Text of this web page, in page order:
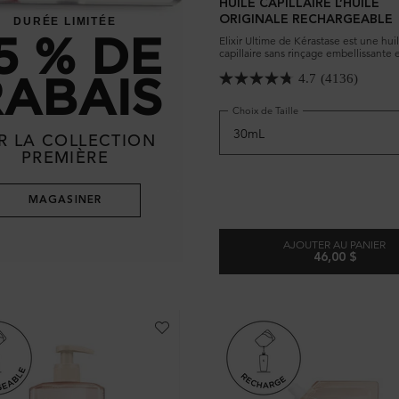
DURÉE LIMITÉE
% DE
LA COLLECTION
PREMIÈRE
MAGASINER
HUILE CAPILLAIRE L’HUILE
ORIGINALE RECHARGEABLE
Elixir Ultime de Kérastase est une
capillaire sans rinçage embellissante
capillaire emblématique, désormais
de cheveux et leur confèrent
brillance.
4.7 (4136)
Choix de Taille
AJOUTER AU PANIER
46,00 $